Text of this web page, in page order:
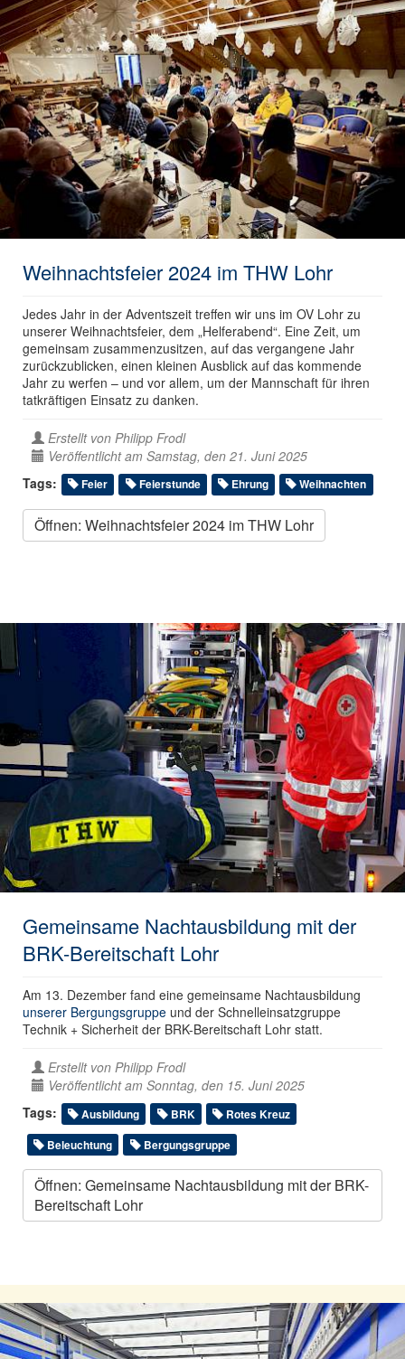
Weihnachtsfeier 2024 im THW Lohr
Jedes Jahr in der Adventszeit treffen wir uns im OV Lohr zu
unserer Weihnachtsfeier, dem „Helferabend“. Eine Zeit, um
gemeinsam zusammenzusitzen, auf das vergangene Jahr
zurückzublicken, einen kleinen Ausblick auf das kommende
Jahr zu werfen – und vor allem, um der Mannschaft für ihren
tatkräftigen Einsatz zu danken.
Erstellt von Philipp Frodl
Veröffentlicht am Samstag, den 21. Juni 2025
Tags:
Feier Feierstunde Ehrung Weihnachten
Öffnen: Weihnachtsfeier 2024 im THW Lohr
Gemeinsame Nachtausbildung mit der
BRK-Bereitschaft Lohr
Am 13. Dezember fand eine gemeinsame Nachtausbildung
unserer Bergungsgruppe und der Schnelleinsatzgruppe
Technik + Sicherheit der BRK-Bereitschaft Lohr statt.
Erstellt von Philipp Frodl
Veröffentlicht am Sonntag, den 15. Juni 2025
Tags:
Ausbildung BRK
Rotes Kreuz
Beleuchtung
Bergungsgruppe
Öffnen: Gemeinsame Nachtausbildung mit der BRK-
Bereitschaft Lohr